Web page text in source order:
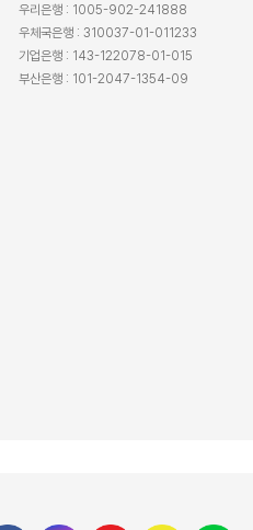
우리은행 : 1005-902-241888
우체국은행 : 310037-01-011233
기업은행 : 143-122078-01-015
부산은행 : 101-2047-1354-09